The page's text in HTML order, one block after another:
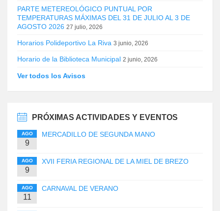
PARTE METEREOLÓGICO PUNTUAL POR
TEMPERATURAS MÁXIMAS DEL 31 DE JULIO AL 3 DE
AGOSTO 2026 27 julio, 2026
Horarios Polideportivo La Riva 3 junio, 2026
Horario de la Biblioteca Municipal 2 junio, 2026
Ver todos los Avisos
PRÓXIMAS ACTIVIDADES Y EVENTOS
AGO
9
MERCADILLO DE SEGUNDA MANO
AGO
9
XVII FERIA REGIONAL DE LA MIEL DE BREZO
AGO
11
CARNAVAL DE VERANO